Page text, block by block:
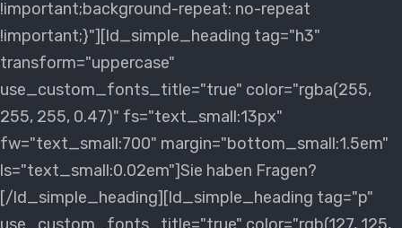
!important;background-repeat: no-repeat
!important;}"][ld_simple_heading tag="h3"
transform="uppercase"
use_custom_fonts_title="true" color="rgba(255,
255, 255, 0.47)" fs="text_small:13px"
fw="text_small:700" margin="bottom_small:1.5em"
ls="text_small:0.02em"]Sie haben Fragen?
[/ld_simple_heading][ld_simple_heading tag="p"